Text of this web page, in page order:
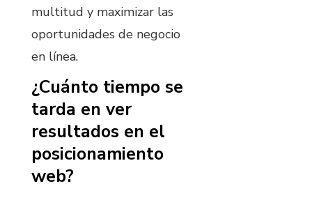
multitud y maximizar las
oportunidades de negocio
en línea.
¿Cuánto tiempo se
tarda en ver
resultados en el
posicionamiento
web?